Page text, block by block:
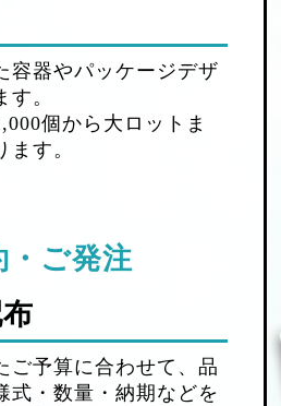
容器やパッケージデザ
。
個から大ロットま
す。
・ご発注
ご予算に合わせて、品
式・数量・納期などを